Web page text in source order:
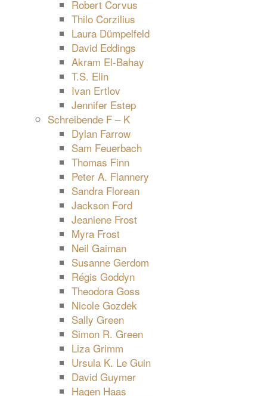
Robert Corvus
Thilo Corzilius
Laura Dümpelfeld
David Eddings
Akram El-Bahay
T.S. Elin
Ivan Ertlov
Jennifer Estep
Schreibende F – K
Dylan Farrow
Sam Feuerbach
Thomas Finn
Peter A. Flannery
Sandra Florean
Jackson Ford
Jeaniene Frost
Myra Frost
Neil Gaiman
Susanne Gerdom
Régis Goddyn
Theodora Goss
Nicole Gozdek
Sally Green
Simon R. Green
Liza Grimm
Ursula K. Le Guin
David Guymer
Hagen Haas